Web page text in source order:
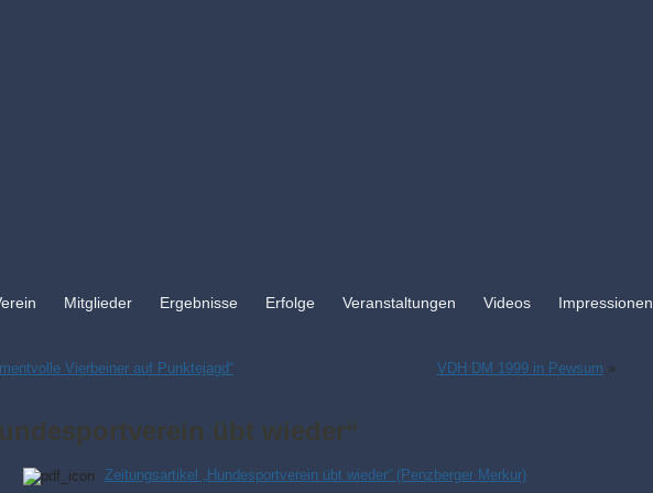
Mitglieder Ergebnisse Erfolge Veranstaltungen Videos Impressionen
Vierbeiner auf Punktejagd“ VDH DM 1999 in Pewsum »
übt wieder“
Zeitungsartikel „Hundesportverein übt wieder“ (Penzberger Merkur)